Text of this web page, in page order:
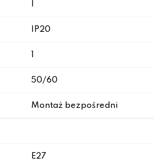
IP20
50/60
Montaż bezpośredni
E27